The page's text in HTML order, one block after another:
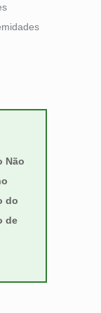
Não
do
de